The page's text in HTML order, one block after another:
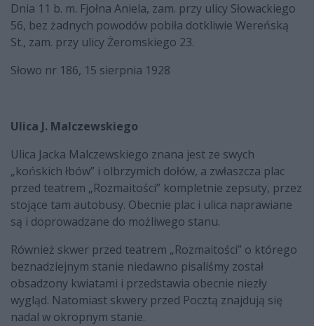
Dnia 11 b. m. Fjołna Aniela, zam. przy ulicy Słowackiego
56, bez żadnych powodów pobiła dotkliwie Wereńską
St., zam. przy ulicy Żeromskiego 23.
Słowo nr 186, 15 sierpnia 1928
Ulica J. Malczewskiego
Ulica Jacka Malczewskiego znana jest ze swych
„końskich łbów” i olbrzymich dołów, a zwłaszcza plac
przed teatrem „Rozmaitości” kompletnie zepsuty, przez
stojące tam autobusy. Obecnie plac i ulica naprawiane
są i doprowadzane do możliwego stanu.
Również skwer przed teatrem „Rozmaitości” o którego
beznadziejnym stanie niedawno pisaliśmy został
obsadzony kwiatami i przedstawia obecnie niezły
wygląd. Natomiast skwery przed Pocztą znajdują się
nadal w okropnym stanie.